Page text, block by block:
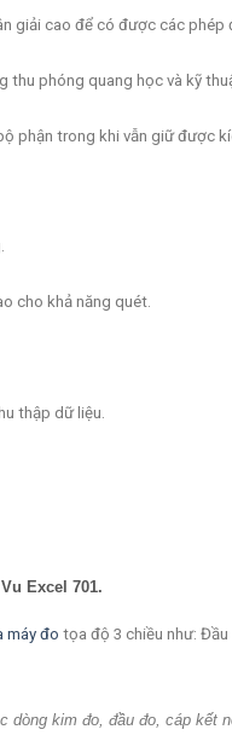
cao để có được các phép
thu phóng quang học và kỹ
phận trong khi vẫn giữ được
cho khả năng quét.
thập dữ liệu.
Excel 701.
máy đo tọa độ 3 chiều như: Đầu
kim đo, đầu đo, cáp kết